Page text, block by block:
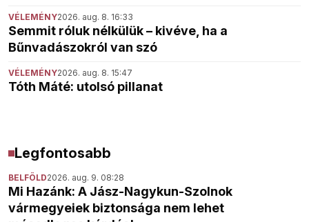
VÉLEMÉNY2026. aug. 8. 16:33
Semmit róluk nélkülük – kivéve, ha a
Bűnvadászokról van szó
VÉLEMÉNY2026. aug. 8. 15:47
Tóth Máté: utolsó pillanat
Legfontosabb
BELFÖLD2026. aug. 9. 08:28
Mi Hazánk: A Jász-Nagykun-Szolnok
vármegyeiek biztonsága nem lehet